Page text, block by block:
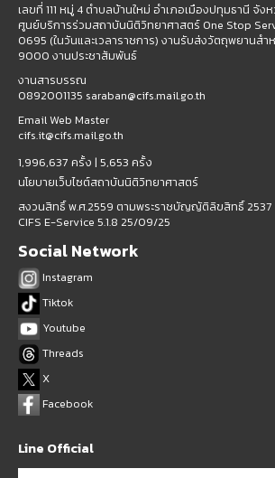
เลขที่ 111 หมู่ 4 ตำบลบ้านใหม่ อำเภอเมืองปทุมธานี จั
ศูนย์บริการร่วมสถาบันนิติวิทยาศาสตร์ One Stop
0695 (ในวันและเวลาราชการ) งานรับส่งวัตถุพยานส
9000 งานประชาสัมพันธ์
งานสารบรรณ
0892001135 saraban@cifs.mail.go.th
Email Web Master
cifs.it@cifs.mail.go.th
1,996,637 ครั้ง | 5,653 ครั้ง
นโยบายเว็บไซต์สถาบันนิติวิทยาศาสตร์
สงวนสิทธิ์ พ.ศ.2559 ตามพระราชบัญญัติลิขสิทธิ์ 2537
CIFS E-Service 5.1.8 25/09/25
Social Network
Instagram
Tiktok
Youtube
Threads
X
Facebook
Line Official